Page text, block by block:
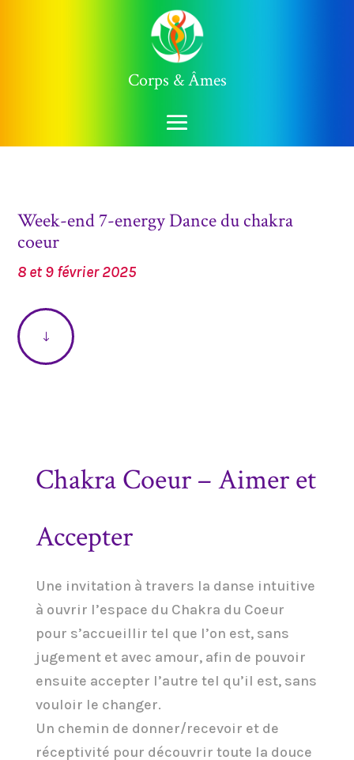
Corps & Âmes
Week-end 7-energy Dance du chakra
coeur
8 et 9 février 2025
"
Chakra Coeur – Aimer et
Accepter
Une invitation à travers la danse intuitive
à ouvrir l’espace du Chakra du Coeur
pour s’accueillir tel que l’on est, sans
jugement et avec amour, afin de pouvoir
ensuite accepter l’autre tel qu’il est, sans
vouloir le changer.
Un chemin de donner/recevoir et de
réceptivité pour découvrir toute la douce